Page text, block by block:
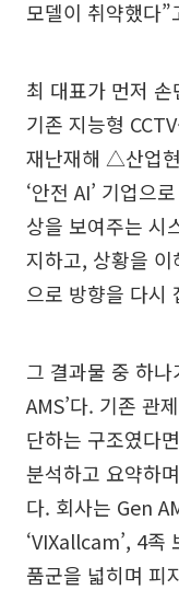
모델이 취약했다”
최 대표가 먼저
기존 지능형
재난재해 △산업
‘안전 AI’ 기업으
상을 보여주는 시
지하고, 상황을
으로 방향을 다시
그 결과물 중 하
AMS’다. 기존 관
단하는 구조였다
분석하고 요약하
다. 회사는 Gen
‘VIXallcam’, 4족
품군을 넓히며 피